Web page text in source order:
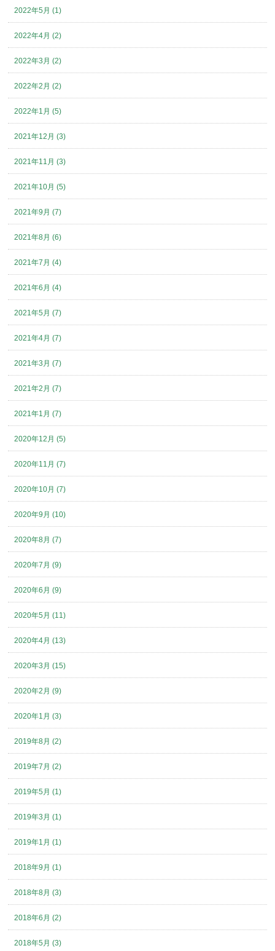
2022年5月 (1)
2022年4月 (2)
2022年3月 (2)
2022年2月 (2)
2022年1月 (5)
2021年12月 (3)
2021年11月 (3)
2021年10月 (5)
2021年9月 (7)
2021年8月 (6)
2021年7月 (4)
2021年6月 (4)
2021年5月 (7)
2021年4月 (7)
2021年3月 (7)
2021年2月 (7)
2021年1月 (7)
2020年12月 (5)
2020年11月 (7)
2020年10月 (7)
2020年9月 (10)
2020年8月 (7)
2020年7月 (9)
2020年6月 (9)
2020年5月 (11)
2020年4月 (13)
2020年3月 (15)
2020年2月 (9)
2020年1月 (3)
2019年8月 (2)
2019年7月 (2)
2019年5月 (1)
2019年3月 (1)
2019年1月 (1)
2018年9月 (1)
2018年8月 (3)
2018年6月 (2)
2018年5月 (3)